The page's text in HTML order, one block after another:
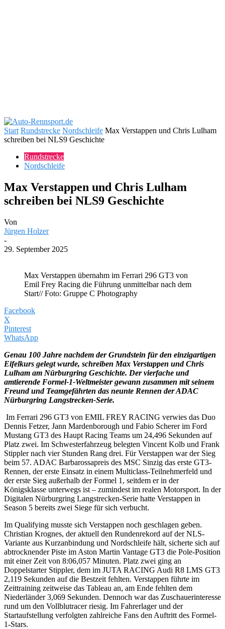
Start Rundstrecke Nordschleife Max Verstappen und Chris Lulham
schreiben bei NLS9 Geschichte
Rundstrecke
Nordschleife
Max Verstappen und Chris Lulham
schreiben bei NLS9 Geschichte
Von
Jürgen Holzer
-
29. September 2025
Max Verstappen übernahm im Ferrari 296 GT3 von
Emil Frey Racing die Führung unmittelbar nach dem
Start// Foto: Gruppe C Photography
Facebook
X
Pinterest
WhatsApp
Genau 100 Jahre nachdem der Grundstein für den einzigartigen
Eifelkurs gelegt wurde, schreiben Max Verstappen und Chris
Lulham am Nürburgring Geschichte. Der vierfache und
amtierende Formel-1-Weltmeister gewann zusammen mit seinem
Freund und Teamgefährten das neunte Rennen der ADAC
Nürburgring Langstrecken-Serie.
Im Ferrari 296 GT3 von EMIL FREY RACING verwies das Duo
Dennis Fetzer, Jann Mardenborough und Fabio Scherer im Ford
Mustang GT3 des Haupt Racing Teams um 24,496 Sekunden auf
Platz zwei. Im Schwesterfahrzeug belegten Vincent Kolb und Frank
Stippler nach vier Stunden Rang drei. Für Verstappen war der Sieg
beim 57. ADAC Barbarossapreis des MSC Sinzig das erste GT3-
Rennen, der erste Einsatz in einem Multiclass-Teilnehmerfeld und
der erste Sieg außerhalb der Formel 1, seitdem er in der
Königsklasse unterwegs ist – zumindest im realen Motorsport. In der
Digitalen Nürburgring Langstrecken-Serie hatte Verstappen in
Season 5 bereits zwei Siege für sich verbucht.
Im Qualifying musste sich Verstappen noch geschlagen geben.
Christian Krognes, der aktuell den Rundenrekord auf der NLS-
Variante aus Kurzanbindung und Nordschleife hält, sicherte sich auf
abtrocknender Piste im Aston Martin Vantage GT3 die Pole-Position
mit einer Zeit von 8:06,057 Minuten. Platz zwei ging an
Doppelstarter Stippler, dem im JUTA RACING Audi R8 LMS GT3
2,119 Sekunden auf die Bestzeit fehlten. Verstappen führte im
Zeittraining zeitweise das Tableau an, am Ende fehlten dem
Niederländer 3,069 Sekunden. Dennoch war das Zuschauerinteresse
rund um den Vollblutracer riesig. Im Fahrerlager und der
Startaufstellung verfolgten zahlreiche Fans den Auftritt des Formel-
1-Stars.